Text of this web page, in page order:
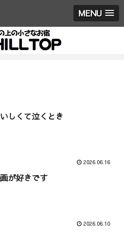
MENU
しくて泣くとき
2026.06.16
が好きです
2026.06.10